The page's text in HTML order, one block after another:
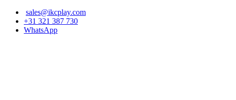
Ana
içeriğe
sales@ikcplay.com
+31 321 387 730
WhatsApp